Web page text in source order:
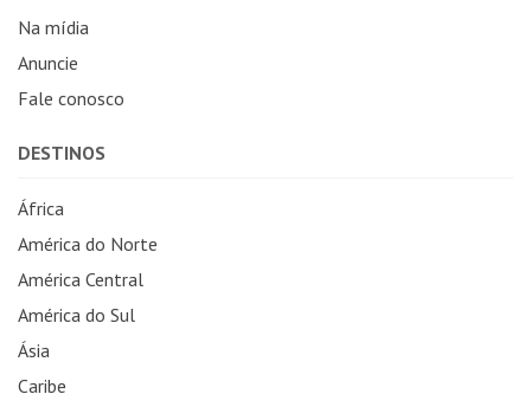
Na mídia
Anuncie
Fale conosco
DESTINOS
África
América do Norte
América Central
América do Sul
Ásia
Caribe